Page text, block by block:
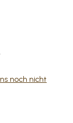
noch nicht